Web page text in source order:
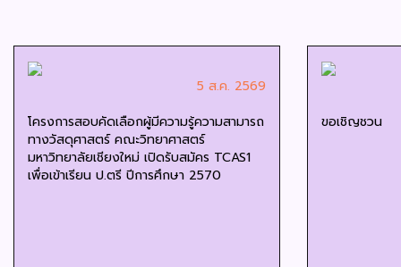
5 ส.ค. 2569
โครงการสอบคัดเลือกผู้มีความรู้ความสามารถ
ทางวัสดุศาสตร์ คณะวิทยาศาสตร์
มหาวิทยาลัยเชียงใหม่ เปิดรับสมัคร TCAS1
เพื่อเข้าเรียน ป.ตรี ปีการศึกษา 2570
ขอเชิญชวน